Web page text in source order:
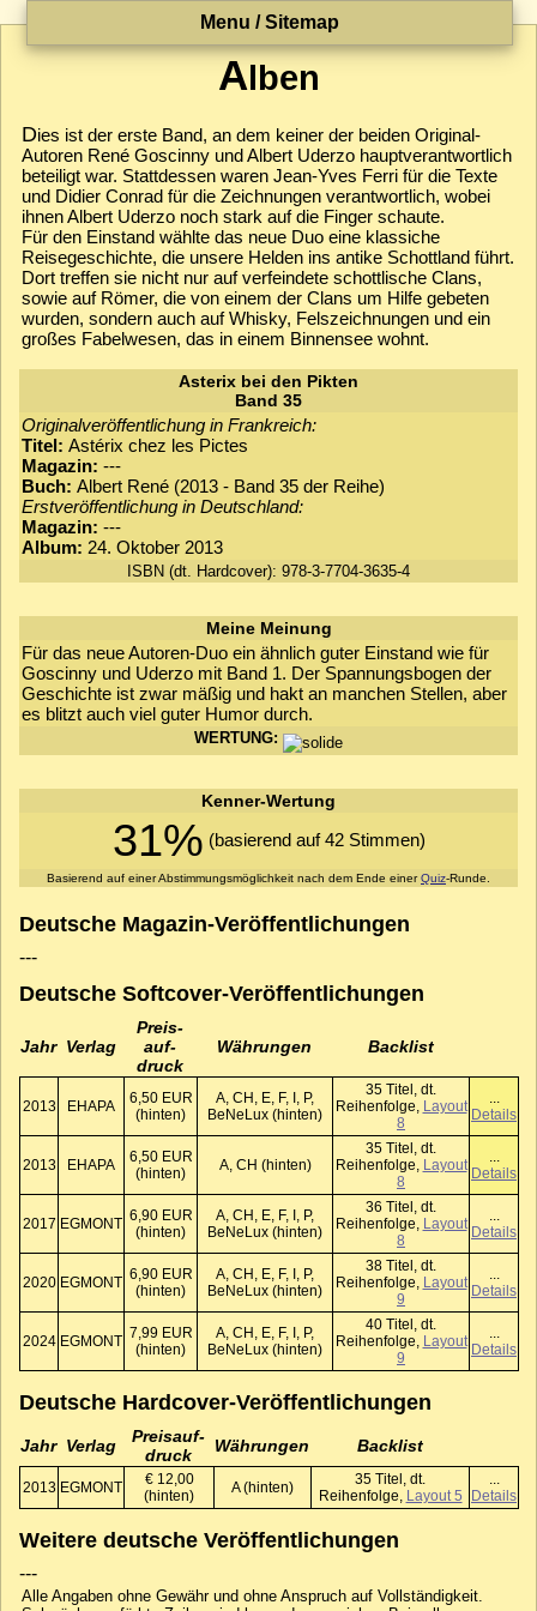
Menu / Sitemap
Alben
Dies ist der erste Band, an dem keiner der beiden Original-
Autoren René Goscinny und Albert Uderzo hauptverantwortlich
beteiligt war. Stattdessen waren Jean-Yves Ferri für die Texte
und Didier Conrad für die Zeichnungen verantwortlich, wobei
ihnen Albert Uderzo noch stark auf die Finger schaute.
Für den Einstand wählte das neue Duo eine klassiche
Reisegeschichte, die unsere Helden ins antike Schottland führt.
Dort treffen sie nicht nur auf verfeindete schottlische Clans,
sowie auf Römer, die von einem der Clans um Hilfe gebeten
wurden, sondern auch auf Whisky, Felszeichnungen und ein
großes Fabelwesen, das in einem Binnensee wohnt.
Asterix bei den Pikten
Band 35
Originalveröffentlichung in Frankreich:
Titel: Astérix chez les Pictes
Magazin: ---
Buch: Albert René (2013 - Band 35 der Reihe)
Erstveröffentlichung in Deutschland:
Magazin: ---
Album: 24. Oktober 2013
ISBN (dt. Hardcover): 978-3-7704-3635-4
Meine Meinung
Für das neue Autoren-Duo ein ähnlich guter Einstand wie für
Goscinny und Uderzo mit Band 1. Der Spannungsbogen der
Geschichte ist zwar mäßig und hakt an manchen Stellen, aber
es blitzt auch viel guter Humor durch.
WERTUNG:
Kenner-Wertung
31% (basierend auf 42 Stimmen)
Basierend auf einer Abstimmungsmöglichkeit nach dem Ende einerQuiz-Runde.
Deutsche Magazin-Veröffentlichungen
---
Deutsche Softcover-Veröffentlichungen
Jahr Verlag
Preis­
auf­
druck
Währungen Backlist
2013 EHAPA
6,50 EUR
(hinten)
A, CH, E, F, I, P,
BeNeLux (hinten)
35 Titel, dt.
Reihenfolge, Layout
8
...
Details
2013 EHAPA
6,50 EUR
(hinten)
A, CH (hinten)
35 Titel, dt.
Reihenfolge, Layout
8
...
Details
2017 EGMONT 6,90 EUR
(hinten)
A, CH, E, F, I, P,
BeNeLux (hinten)
36 Titel, dt.
Reihenfolge, Layout
8
...
Details
2020 EGMONT 6,90 EUR
(hinten)
A, CH, E, F, I, P,
BeNeLux (hinten)
38 Titel, dt.
Reihenfolge, Layout
9
...
Details
2024 EGMONT 7,99 EUR
(hinten)
A, CH, E, F, I, P,
BeNeLux (hinten)
40 Titel, dt.
Reihenfolge, Layout
9
...
Details
Deutsche Hardcover-Veröffentlichungen
Jahr Verlag
Preis­auf­
druck
Währungen Backlist
2013 EGMONT
€ 12,00
(hinten)
A (hinten)
35 Titel, dt.
Reihenfolge, Layout 5
...
Details
Weitere deutsche Veröffentlichungen
---
Alle Angaben ohne Gewähr und ohne Anspruch auf Vollständigkeit.